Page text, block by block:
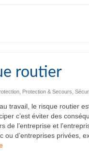
routier
, Protection & Secours
travail, le risque routier
c’est éviter des
de l’entreprise et
ou d’entreprises privées,